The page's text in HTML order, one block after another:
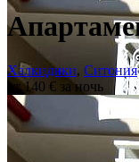
Халкидики, Ситония
от 140 € за ночь